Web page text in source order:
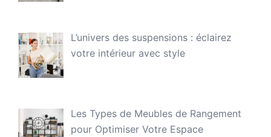
L’univers des suspensions : éclairez
votre intérieur avec style
Les Types de Meubles de Rangement
pour Optimiser Votre Espace